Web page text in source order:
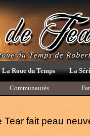
La Roue du Temps La
Communautés
Tear fait peau